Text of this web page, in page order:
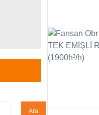
Ara